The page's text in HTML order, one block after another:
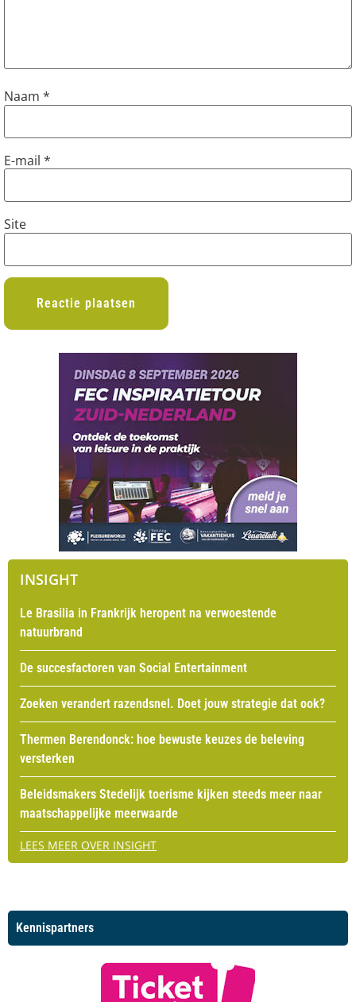
Naam *
E-mail *
Site
INSIGHT
Le Brasilia in Frankrijk heropent na verwoestende
natuurbrand
De succesfactoren van Social Entertainment
Zoeken verandert razendsnel. Doet jouw strategie dat ook?
Thermen Berendonck: hoe bewuste keuzes de beleving
versterken
Beleidsmakers Stedelijk toerisme kijken steeds meer naar
maatschappelijke meerwaarde
LEES MEER OVER INSIGHT
Kennispartners